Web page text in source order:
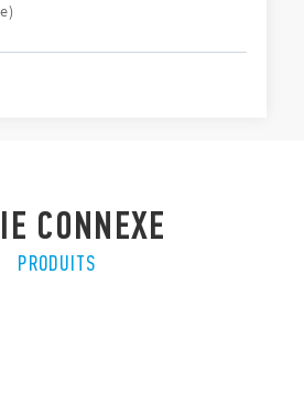
CONNEXE
PRODUITS